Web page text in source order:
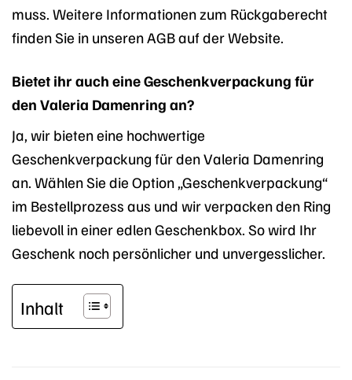
muss. Weitere Informationen zum Rückgaberecht
finden Sie in unseren AGB auf der Website.
Bietet ihr auch eine Geschenkverpackung für
den Valeria Damenring an?
Ja, wir bieten eine hochwertige
Geschenkverpackung für den Valeria Damenring
an. Wählen Sie die Option „Geschenkverpackung“
im Bestellprozess aus und wir verpacken den Ring
liebevoll in einer edlen Geschenkbox. So wird Ihr
Geschenk noch persönlicher und unvergesslicher.
Inhalt